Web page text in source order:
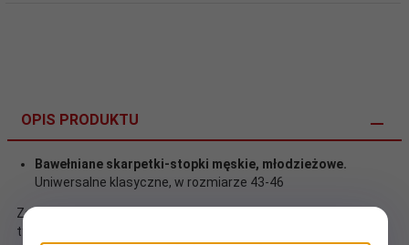
OPIS PRODUKTU
Bawełniane skarpetki-stopki męskie, młodzieżowe.
Uniwersalne klasyczne, w rozmiarze 43-46
Zestaw trzech par skarpetek marki AuraVia to manifest dla
tych, którzy traktują życie jak sztukę i każdy dzień jak nowe